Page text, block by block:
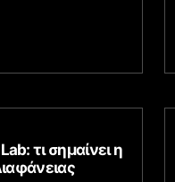
τι σημαίνει η